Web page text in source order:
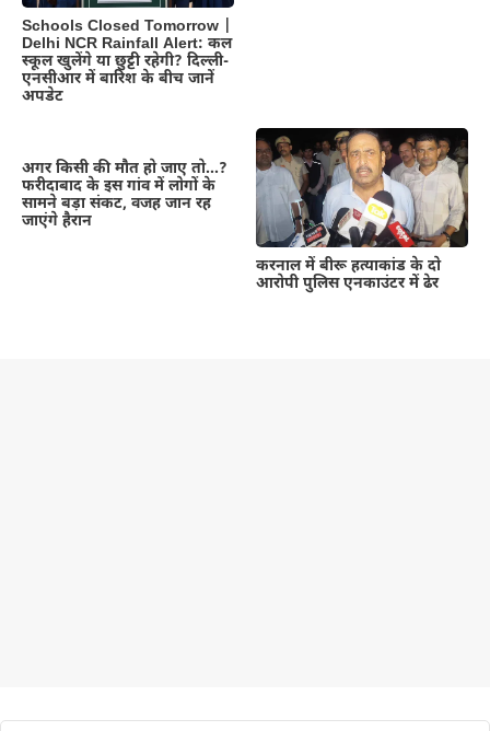
Schools Closed Tomorrow |
Delhi NCR Rainfall Alert: कल
स्कूल खुलेंगे या छुट्टी रहेगी? दिल्ली-
एनसीआर में बारिश के बीच जानें
अपडेट
अगर किसी की मौत हो जाए तो…?
फरीदाबाद के इस गांव में लोगों के
सामने बड़ा संकट, वजह जान रह
जाएंगे हैरान
करनाल में बीरू हत्याकांड के दो
आरोपी पुलिस एनकाउंटर में ढेर